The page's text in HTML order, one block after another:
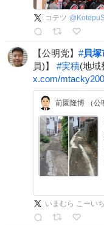
コテツ @
【公明党】 #貝塚
員)】 #実積(地域
x.com/
前園隆博 （公
いまむら こーい